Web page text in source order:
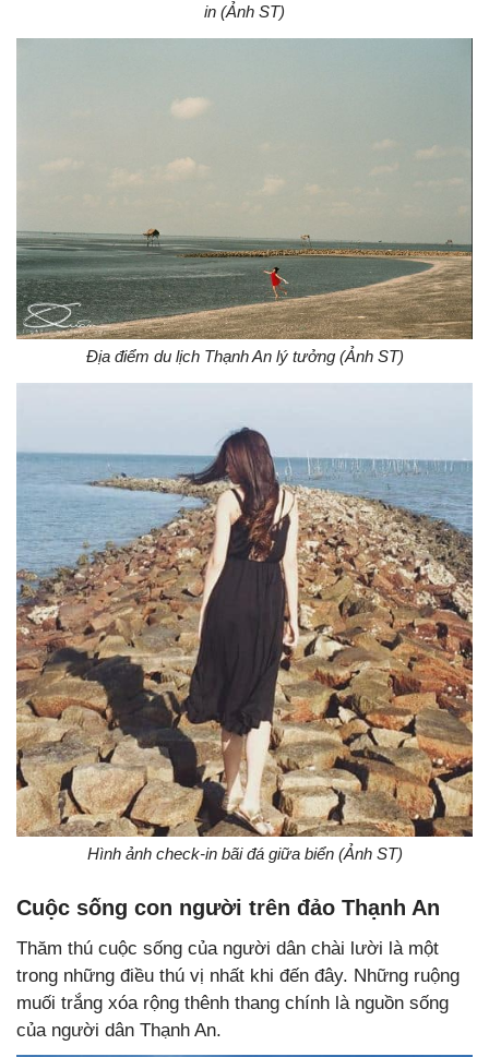
in (Ảnh ST)
Địa điểm du lịch Thạnh An lý tưởng (Ảnh ST)
Hình ảnh check-in bãi đá giữa biển (Ảnh ST)
Cuộc sống con người trên đảo Thạnh An
Thăm thú cuộc sống của người dân chài lười là một
trong những điều thú vị nhất khi đến đây. Những ruộng
muối trắng xóa rộng thênh thang chính là nguồn sống
của người dân Thạnh An.